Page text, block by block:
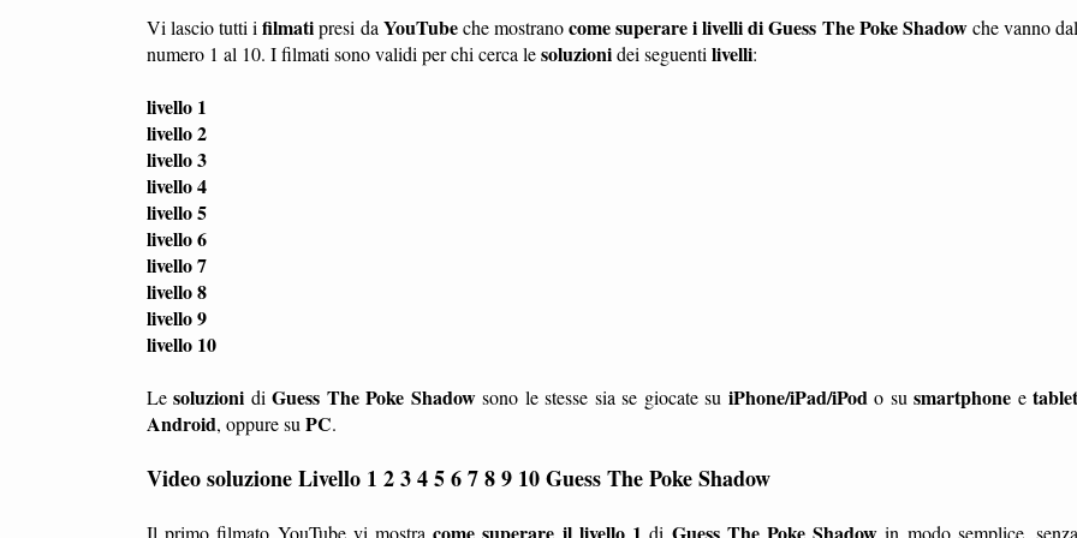
Vi lascio tutti ifilmatipresi da YouTubeche mostranocome superare i livelli di Guess The Poke Shadowche vanno dal
numero 1 al 10. I filmati sono validi per chi cerca lesoluzionidei seguenti livelli:
livello 1
livello 2
livello 3
livello 4
livello 5
livello 6
livello 7
livello 8
livello 9
livello 10
Lesoluzioni diGuess The Poke Shadowsono le stesse sia se giocate su iPhone/iPad/iPod o susmartphone etablet
Android, oppure su PC.
Video soluzione Livello 1 2 3 4 5 6 7 8 9 10 Guess The Poke Shadow
Il primo filmato YouTube vi mostra di in modo semplice, senza